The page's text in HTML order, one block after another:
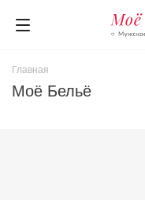
Главная
Моё Бельё